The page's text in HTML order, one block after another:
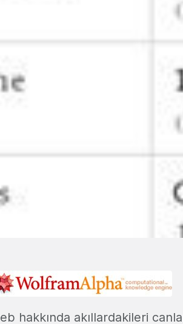
hakkında akıllardakileri